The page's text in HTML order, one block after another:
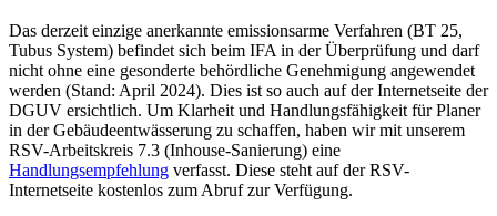
Das derzeit einzige anerkannte emissionsarme Verfahren (BT 25,
Tubus System) befindet sich beim IFA in der Überprüfung und darf
nicht ohne eine gesonderte behördliche Genehmigung angewendet
werden (Stand: April 2024). Dies ist so auch auf der Internetseite der
DGUV ersichtlich. Um Klarheit und Handlungsfähigkeit für Planer
in der Gebäudeentwässerung zu schaffen, haben wir mit unserem
RSV-Arbeitskreis 7.3 (Inhouse-Sanierung) eine
Handlungsempfehlung verfasst. Diese steht auf der RSV-
Internetseite kostenlos zum Abruf zur Verfügung.